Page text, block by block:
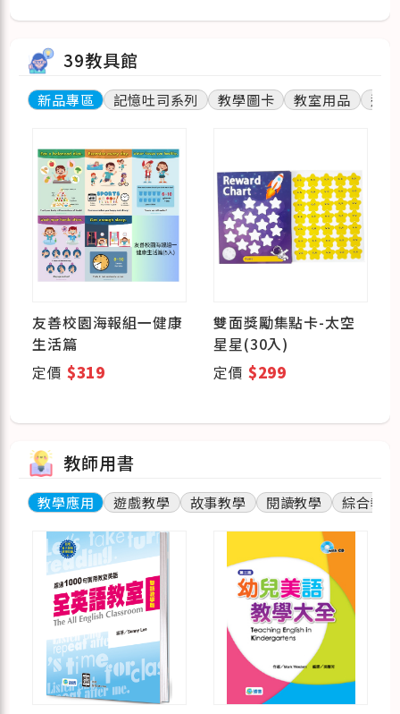
39教具館
新品專區 記憶吐司系列 教學圖卡 教室用品 遊
友善校園海報組一健康
生活篇
定價 $319
雙面獎勵集點卡-太空
星星(30入)
定價 $299
教師用書
教學應用 遊戲教學 故事教學 閱讀教學 綜合教學